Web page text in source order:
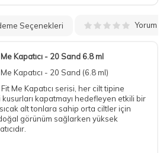
Seçenekleri Yorum
Kapatıcı - 20 Sand 6.8 ml
Kapatıcı - 20 Sand (6.8 ml)
Me Kapatıcı serisi, her cilt tipine
kapatmayı hedefleyen etkili bir
alt tonlara sahip orta ciltler için
görünüm sağlarken yüksek